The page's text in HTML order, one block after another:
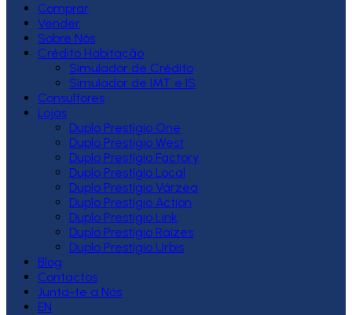
Comprar
Vender
Sobre Nós
Crédito Habitação
Simulador de Crédito
Simulador de IMT e IS
Consultores
Lojas
Duplo Prestígio One
Duplo Prestígio West
Duplo Prestígio Factory
Duplo Prestígio Local
Duplo Prestígio Várzea
Duplo Prestígio Action
Duplo Prestígio Link
Duplo Prestígio Raízes
Duplo Prestígio Urbis
Blog
Contactos
Junta-te a Nós
EN